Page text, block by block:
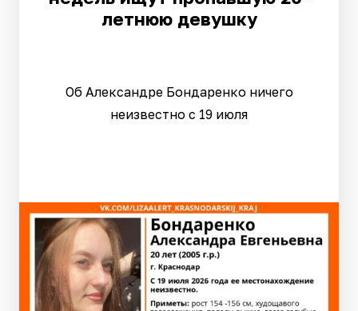
летнюю девушку
Об Александре Бондаренко ничего
неизвестно с 19 июля